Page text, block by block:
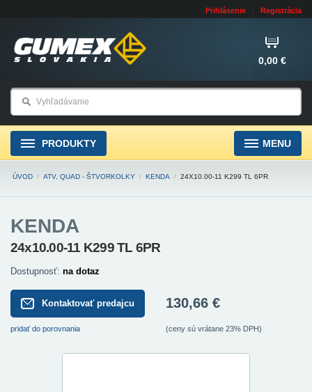
Prihlásenie Registrácia
0,00 €
PRODUKTY MENU
ÚVOD / ATV, QUAD - ŠTVORKOLKY / KENDA / 24X10.00-11 K299 TL 6PR
KENDA
24x10.00-11 K299 TL 6PR
Dostupnosť: na dotaz
Kontaktovať predajcu
pridať do porovnania
130,66 €
(ceny sú vrátane 23% DPH)